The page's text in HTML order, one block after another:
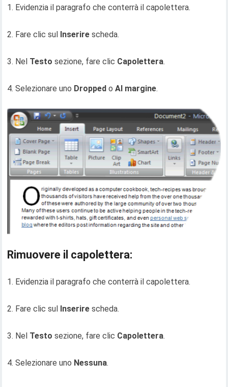
1. Evidenzia il paragrafo che conterrà il capolettera.
2. Fare clic sul Inserire scheda.
3. Nel Testo sezione, fare clic Capolettera.
4. Selezionare uno Dropped oAl margine.
Rimuovere il capolettera:
1. Evidenzia il paragrafo che conterrà il capolettera.
2. Fare clic sul Inserire scheda.
3. Nel Testo sezione, fare clic Capolettera.
4. Selezionare uno Nessuna.